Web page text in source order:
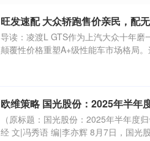
导读：凌渡L GTS作为上汽大众十年
颠覆性价格重塑A+级性能车市场格局
欧维策略 国光股份：2025年半年
（原标题：国光股份：2025年半年度
经 文|冯秀语 编|李亦辉 8月7日，国光